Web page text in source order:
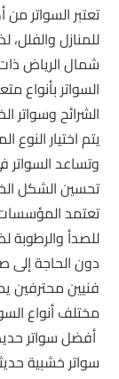
تعتبر السواتر
للمنازل
شمال الرياض ذات
السواتر بأنواع
يتم اختيار
وتساعد السواتر
تحسين الشكل
تعتمد
للصدأ والرطوبة
دون الحاجة إلى
فنيين محترفين
مختلف أنواع
أفضل سواتر
سواتر خشبية